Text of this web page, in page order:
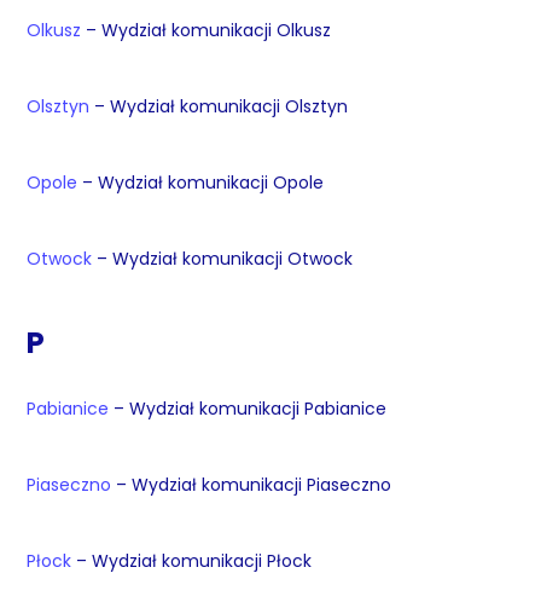
Olkusz – Wydział komunikacji Olkusz
Olsztyn – Wydział komunikacji Olsztyn
Opole – Wydział komunikacji Opole
Otwock – Wydział komunikacji Otwock
P
Pabianice – Wydział komunikacji Pabianice
Piaseczno – Wydział komunikacji Piaseczno
Płock – Wydział komunikacji Płock